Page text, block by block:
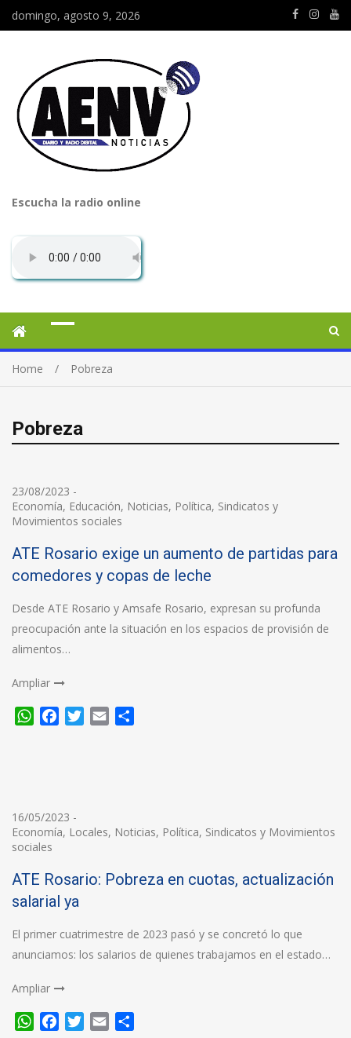
domingo, agosto 9, 2026
Escucha la radio online
Home Pobreza
Pobreza
23/08/2023 -
Economía, Educación, Noticias, Política, Sindicatos y
Movimientos sociales
ATE Rosario exige un aumento de partidas para
comedores y copas de leche
Desde ATE Rosario y Amsafe Rosario, expresan su profunda
preocupación ante la situación en los espacios de provisión de
alimentos…
Ampliar
WhatsApp
FacebookTwitter
Email
16/05/2023 -
Economía, Locales, Noticias, Política, Sindicatos y Movimientos
sociales
ATE Rosario: Pobreza en cuotas, actualización
salarial ya
El primer cuatrimestre de 2023 pasó y se concretó lo que
anunciamos: los salarios de quienes trabajamos en el estado…
Ampliar
WhatsApp
FacebookTwitter
Email